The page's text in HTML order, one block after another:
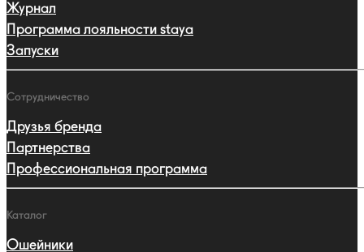
Журнал
Программа лояльности staya
Запуски
Сотрудничество
Друзья бренда
Партнерства
Профессиональная программа
Каталог
Ошейники